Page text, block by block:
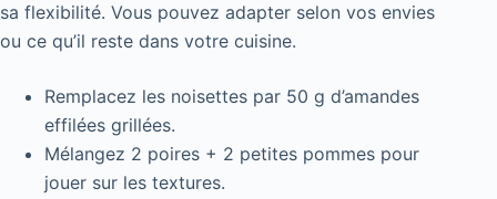
sa flexibilité. Vous pouvez adapter selon vos envies
ou ce qu’il reste dans votre cuisine.
Remplacez les noisettes par 50 g d’amandes
effilées grillées.
Mélangez 2 poires + 2 petites pommes pour
jouer sur les textures.